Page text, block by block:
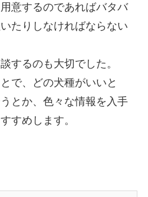
意するのであればバタバ
たりしなければならない
するのも大切でした。
で、どの犬種がいいと
とか、色々な情報を入手
すめします。